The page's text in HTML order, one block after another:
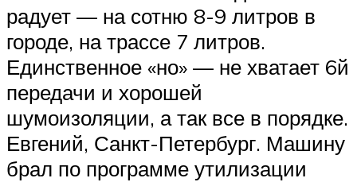
радует — на сотню 8-9 литров в
городе, на трассе 7 литров.
Единственное «но» — не хватает 6й
передачи и хорошей
шумоизоляции, а так все в порядке.
Евгений, Санкт-Петербург. Машину
брал по программе утилизации